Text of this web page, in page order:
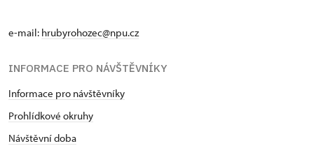
e-mail: hrubyrohozec@npu.cz
INFORMACE PRO NÁVŠTĚVNÍKY
Informace pro návštěvníky
Prohlídkové okruhy
Návštěvní doba